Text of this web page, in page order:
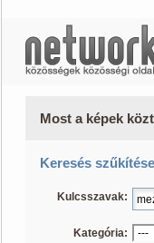
Most a képek
Keresés szűkítése
Kulcsszavak:
Kategória: